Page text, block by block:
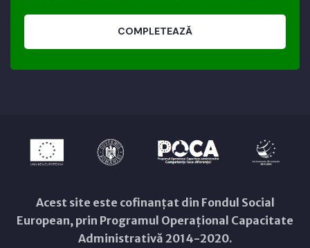
COMPLETEAZĂ
Acest site este cofinanțat din Fondul Social
European, prin Programul Operațional Capacitate
Administrativă 2014-2020.